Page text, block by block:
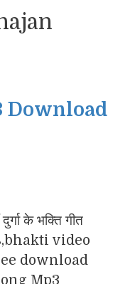
Download
के भक्ति गीत
video
download
Mp3